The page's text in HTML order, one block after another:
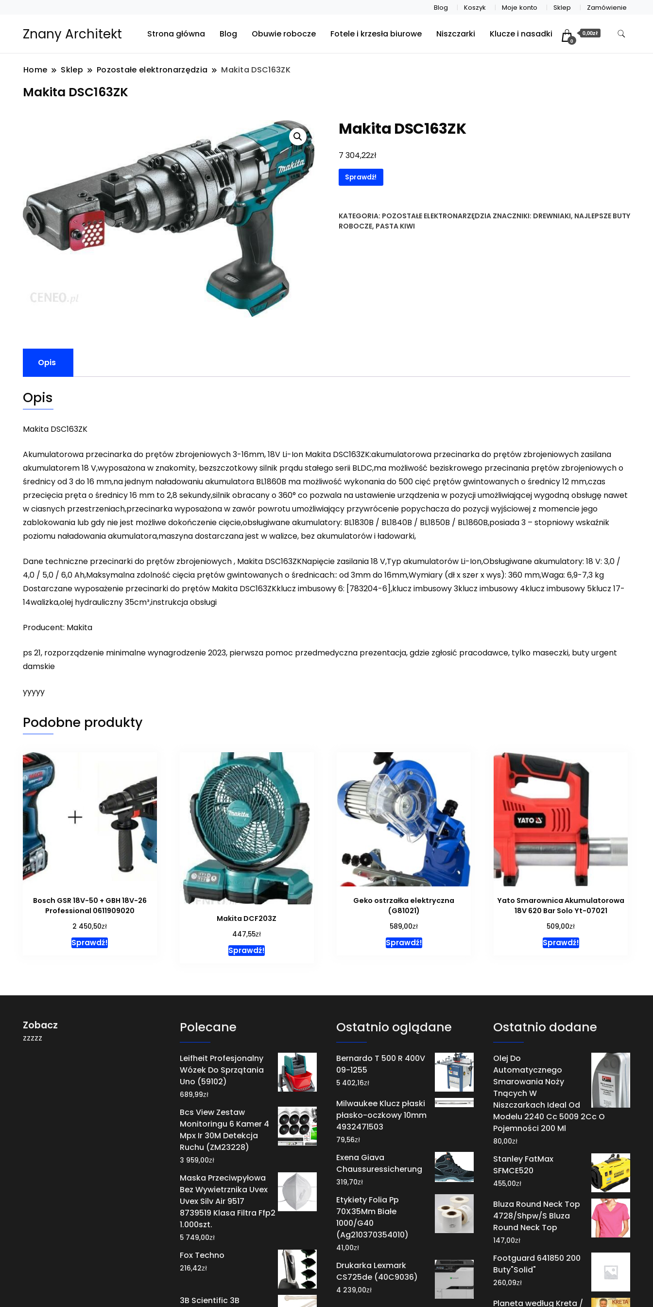
Blog Koszyk Moje konto Sklep Zamówienie
Znany Architekt Strona główna Blog Obuwie robocze Fotele i krzesła biurowe Niszczarki Klucze i nasadki
0
0,00zł
Home Sklep Pozostałe elektronarzędzia Makita DSC163ZK
Makita DSC163ZK
Makita DSC163ZK
7 304,22zł
Sprawdź!
KATEGORIA: POZOSTAŁE ELEKTRONARZĘDZIA ZNACZNIKI: DREWNIAKI, NAJLEPSZE BUTY
ROBOCZE, PASTA KIWI
Opis
Opis
Makita DSC163ZK
Akumulatorowa przecinarka do prętów zbrojeniowych 3-16mm, 18V Li-Ion Makita DSC163ZK:akumulatorowa przecinarka do prętów zbrojeniowych zasilana
akumulatorem 18 V,wyposażona w znakomity, bezszczotkowy silnik prądu stałego serii BLDC,ma możliwość beziskrowego przecinania prętów zbrojeniowych o
średnicy od 3 do 16 mm,na jednym naładowaniu akumulatora BL1860B ma możliwość wykonania do 500 cięć prętów gwintowanych o średnicy 12 mm,czas
przecięcia pręta o średnicy 16 mm to 2,8 sekundy,silnik obracany o 360° co pozwala na ustawienie urządzenia w pozycji umożliwiającej wygodną obsługę nawet
w ciasnych przestrzeniach,przecinarka wyposażona w zawór powrotu umożliwiający przywrócenie popychacza do pozycji wyjściowej z momencie jego
zablokowania lub gdy nie jest możliwe dokończenie cięcie,obsługiwane akumulatory: BL1830B / BL1840B / BL1850B / BL1860B,posiada 3 – stopniowy wskaźnik
poziomu naładowania akumulatora,maszyna dostarczana jest w walizce, bez akumulatorów i ładowarki,
Dane techniczne przecinarki do prętów zbrojeniowych , Makita DSC163ZKNapięcie zasilania 18 V,Typ akumulatorów Li-Ion,Obsługiwane akumulatory: 18 V: 3,0 /
4,0 / 5,0 / 6,0 Ah,Maksymalna zdolność cięcia prętów gwintowanych o średnicach:: od 3mm do 16mm,Wymiary (dł x szer x wys): 360 mm,Waga: 6,9-7,3 kg
Dostarczane wyposażenie przecinarki do prętów Makita DSC163ZKklucz imbusowy 6: [783204-6],klucz imbusowy 3klucz imbusowy 4klucz imbusowy 5klucz 17-
14walizka,olej hydrauliczny 35cm³,instrukcja obsługi
Producent: Makita
ps 21, rozporządzenie minimalne wynagrodzenie 2023, pierwsza pomoc przedmedyczna prezentacja, gdzie zgłosić pracodawce, tylko maseczki, buty urgent
damskie
yyyyy
Podobne produkty
Bosch GSR 18V-50 + GBH 18V-26
Professional 0611909020
2 450,50zł
Sprawdź!
Makita DCF203Z
447,55zł
Sprawdź!
Geko ostrzałka elektryczna
(G81021)
589,00zł
Sprawdź!
Yato Smarownica Akumulatorowa
18V 620 Bar Solo Yt-07021
509,00zł
Sprawdź!
Zobacz
zzzzz
Polecane
Leifheit Profesjonalny
Wózek Do Sprzątania
Uno (59102)
689,99zł
Bcs View Zestaw
Monitoringu 6 Kamer 4
Mpx Ir 30M Detekcja
Ruchu (ZM23228)
3 959,00zł
Maska Przeciwpyłowa
Bez Wywietrznika Uvex
Uvex Silv Air 9517
8739519 Klasa Filtra Ffp2
1.000szt.
5 749,00zł
Fox Techno
216,42zł
3B Scientific 3B
Ostatnio oglądane
Bernardo T 500 R 400V
09-1255
5 402,16zł
Milwaukee Klucz płaski
płasko-oczkowy 10mm
4932471503
79,56zł
Exena Giava
Chaussuressicherung
319,70zł
Etykiety Folia Pp
70X35Mm Białe
1000/G40
(Ag210370354010)
41,00zł
Drukarka Lexmark
CS725de (40C9036)
4 239,00zł
Ostatnio dodane
Olej Do
Automatycznego
Smarowania Noży
Tnących W
Niszczarkach Ideal Od
Modelu 2240 Cc 5009 2Cc O
Pojemności 200 Ml
80,00zł
Stanley FatMax
SFMCE520
455,00zł
Bluza Round Neck Top
4728/Shpw/S Bluza
Round Neck Top
147,00zł
Footguard 641850 200
Buty"Solid"
260,09zł
Planeta według Kreta /